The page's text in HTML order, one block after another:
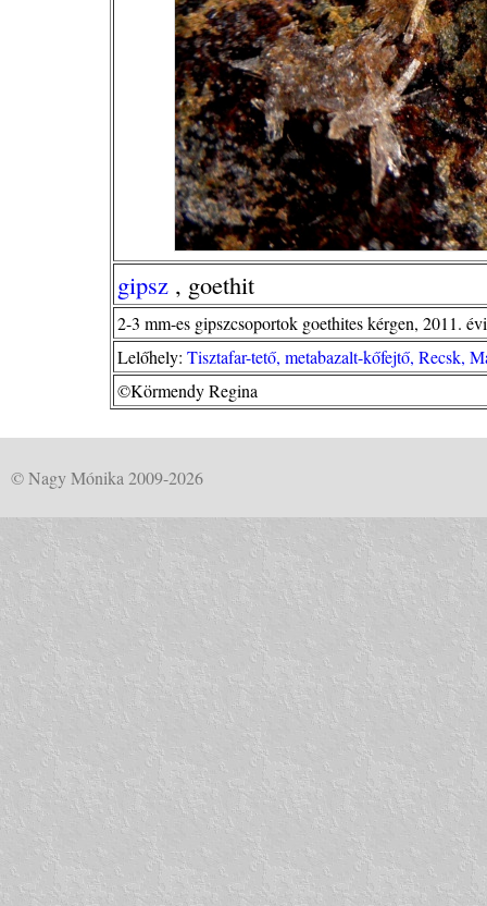
gipsz , goethit
2-3 mm-es gipszcsoportok goethites kérgen, 2011.
Lelőhely: Tisztafar-tető, metabazalt-kőfejtő, Recsk,
©Körmendy Regina
© Nagy Mónika 2009-2026